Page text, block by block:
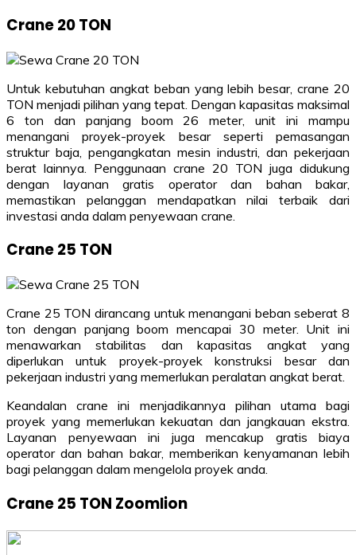
Crane 20 TON
Untuk kebutuhan angkat beban yang lebih besar, crane 20
TON menjadi pilihan yang tepat. Dengan kapasitas maksimal
6 ton dan panjang boom 26 meter, unit ini mampu
menangani proyek-proyek besar seperti pemasangan
struktur baja, pengangkatan mesin industri, dan pekerjaan
berat lainnya. Penggunaan crane 20 TON juga didukung
dengan layanan gratis operator dan bahan bakar,
memastikan pelanggan mendapatkan nilai terbaik dari
investasi anda dalam penyewaan crane.
Crane 25 TON
Crane 25 TON dirancang untuk menangani beban seberat 8
ton dengan panjang boom mencapai 30 meter. Unit ini
menawarkan stabilitas dan kapasitas angkat yang
diperlukan untuk proyek-proyek konstruksi besar dan
pekerjaan industri yang memerlukan peralatan angkat berat.
Keandalan crane ini menjadikannya pilihan utama bagi
proyek yang memerlukan kekuatan dan jangkauan ekstra.
Layanan penyewaan ini juga mencakup gratis biaya
operator dan bahan bakar, memberikan kenyamanan lebih
bagi pelanggan dalam mengelola proyek anda.
Crane 25 TON Zoomlion